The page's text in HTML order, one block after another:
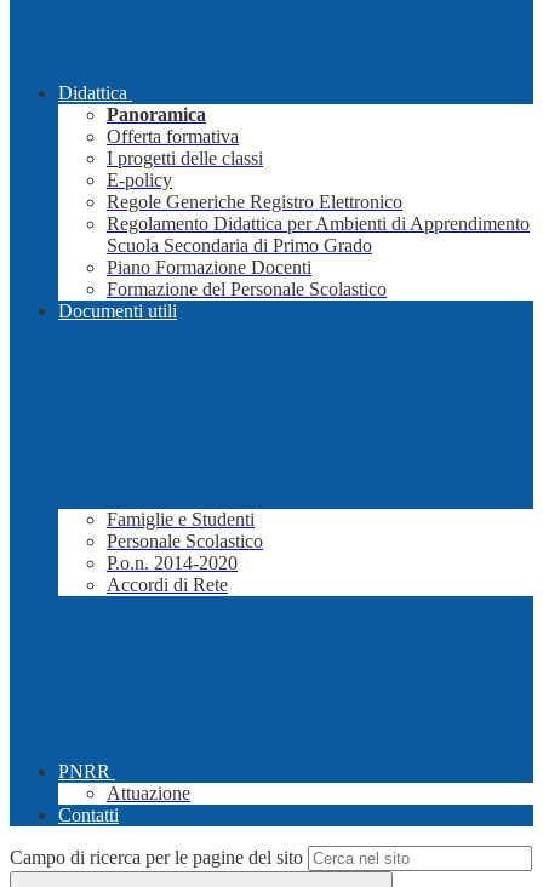
Didattica
Panoramica
Offerta formativa
I progetti delle classi
E-policy
Regole Generiche Registro Elettronico
Regolamento Didattica per Ambienti di Apprendimento
Scuola Secondaria di Primo Grado
Piano Formazione Docenti
Formazione del Personale Scolastico
Documenti utili
Famiglie e Studenti
Personale Scolastico
P.o.n. 2014-2020
Accordi di Rete
PNRR
Attuazione
Contatti
Campo di ricerca per le pagine del sito